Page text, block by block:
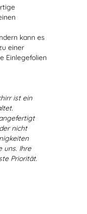
kann es
einer
Einlegefolien
ist ein
nicht
uns. Ihre
Priorität.